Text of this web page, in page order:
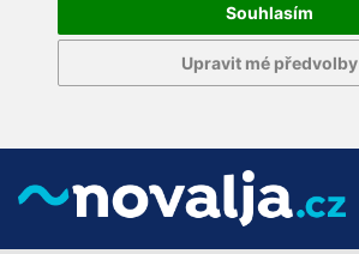
Souhlasím
Upravit mé předvolby